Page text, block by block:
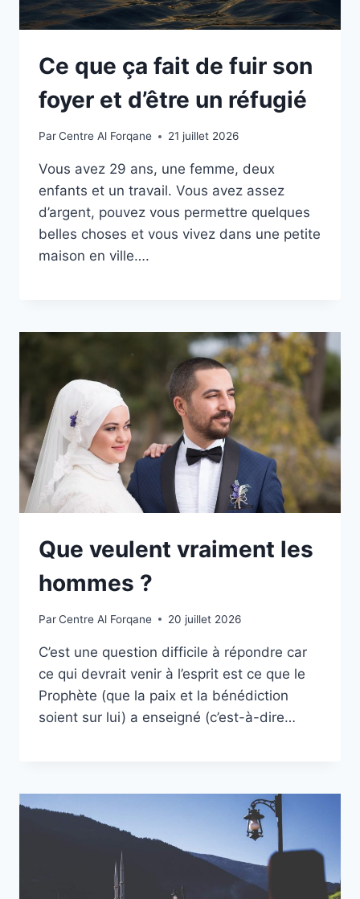
Ce que ça fait de fuir son
foyer et d’être un réfugié
ParCentre Al Forqane 21 juillet 2026
Vous avez 29 ans, une femme, deux
enfants et un travail. Vous avez assez
d’argent, pouvez vous permettre quelques
belles choses et vous vivez dans une petite
maison en ville….
Que veulent vraiment les
hommes ?
ParCentre Al Forqane 20 juillet 2026
C’est une question difficile à répondre car
ce qui devrait venir à l’esprit est ce que le
Prophète (que la paix et la bénédiction
soient sur lui) a enseigné (c’est-à-dire…